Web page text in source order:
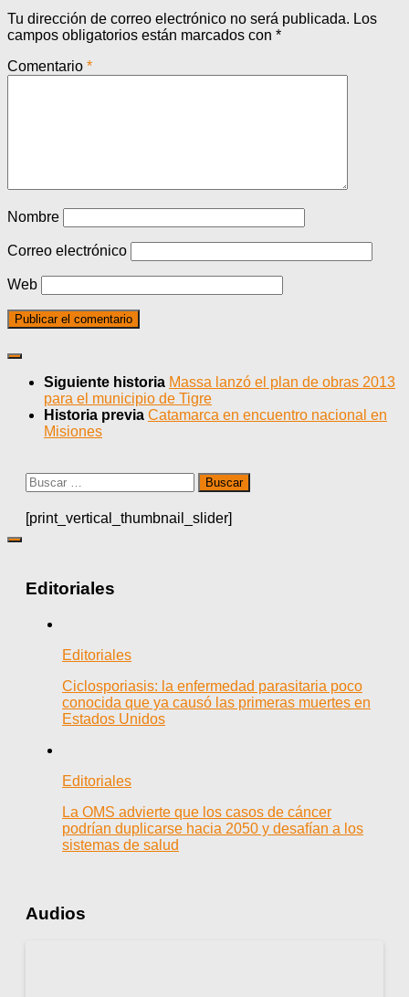
Tu dirección de correo electrónico no será publicada. Los
campos obligatorios están marcados con *
Comentario *
Nombre
Correo electrónico
Web
Siguiente historia Massa lanzó el plan de obras 2013
para el municipio de Tigre
Historia previa Catamarca en encuentro nacional en
Misiones
Buscar:
[print_vertical_thumbnail_slider]
Editoriales
Editoriales
Ciclosporiasis: la enfermedad parasitaria poco
conocida que ya causó las primeras muertes en
Estados Unidos
Editoriales
La OMS advierte que los casos de cáncer
podrían duplicarse hacia 2050 y desafían a los
sistemas de salud
Audios